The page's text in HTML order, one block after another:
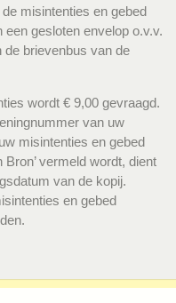
misintenties en gebed
gesloten envelop o.v.v.
de brievenbus van de
wordt € 9,00 gevraagd.
van uw
misintenties en gebed
Bron’ vermeld wordt, dient
van de kopij.
en gebed